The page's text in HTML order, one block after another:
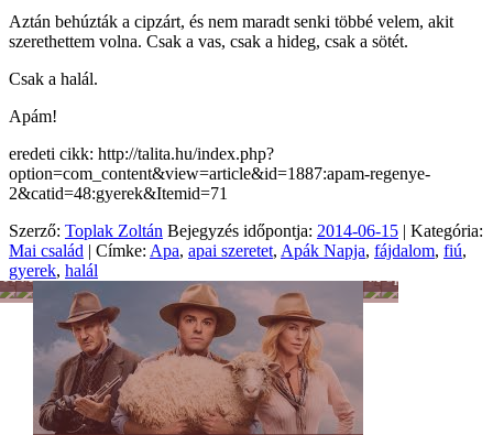
Aztán behúzták a cipzárt, és nem maradt senki többé velem, akit
szerethettem volna. Csak a vas, csak a hideg, csak a sötét.
Csak a halál.
Apám!
eredeti cikk: http://talita.hu/index.php?
option=com_content&view=article&id=1887:apam-regenye-
2&catid=48:gyerek&Itemid=71
Szerző: Toplak Zoltán Bejegyzés időpontja: 2014-06-15 | Kategória:
Mai család | Címke: Apa, apai szeretet, Apák Napja, fájdalom, fiú,
gyerek, halál
Férfiszellem
Mai
család
-